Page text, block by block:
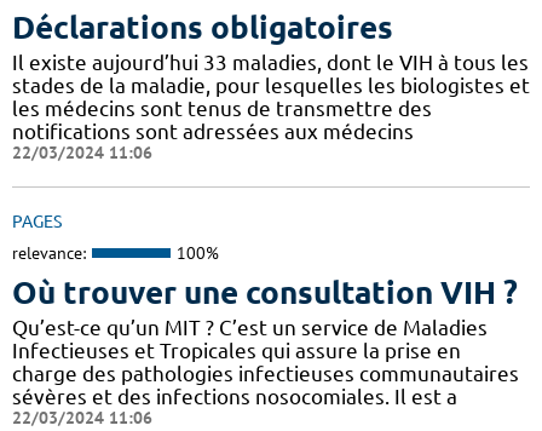
Déclarations obligatoires
Il existe aujourd’hui 33 maladies, dont le VIH à tous les
stades de la maladie, pour lesquelles les biologistes et
les médecins sont tenus de transmettre des
notifications sont adressées aux médecins
22/03/2024 11:06
PAGES
relevance: 100%
Où trouver une consultation VIH ?
Qu’est-ce qu’un MIT ? C’est un service de Maladies
Infectieuses et Tropicales qui assure la prise en
charge des pathologies infectieuses communautaires
sévères et des infections nosocomiales. Il est a
22/03/2024 11:06